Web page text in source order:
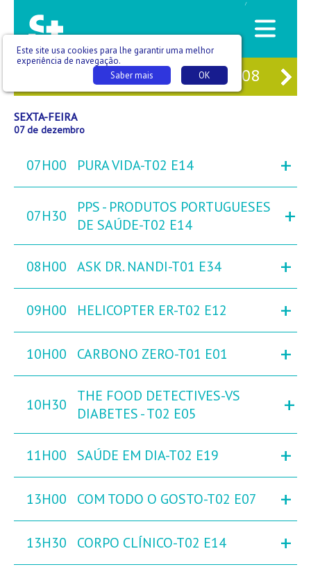
/
06 SEX 07 SÁB 08
SEXTA-FEIRA
07 de dezembro
07H00 PURA VIDA-T02 E14 +
07H30
PPS - PRODUTOS PORTUGUESES
DE SAÚDE-T02 E14
+
08H00 ASK DR. NANDI-T01 E34 +
09H00 HELICOPTER ER-T02 E12 +
10H00 CARBONO ZERO-T01 E01 +
10H30
THE FOOD DETECTIVES-VS
DIABETES - T02 E05
+
11H00 SAÚDE EM DIA-T02 E19 +
13H00 COM TODO O GOSTO-T02 E07 +
13H30 CORPO CLÍNICO-T02 E14 +
Este site usa cookies para lhe garantir uma melhor
experiência de navegação.
OK
Saber mais